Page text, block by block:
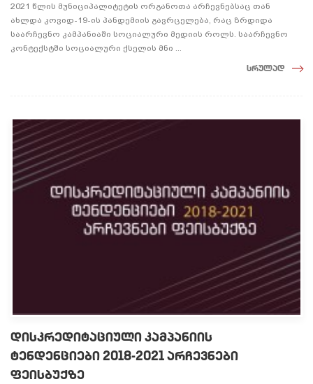
2021 წლის მუნიციპალიტეტის ორგანოთა არჩევნებსაც თან
ახლდა კოვიდ-19-ის პანდემიის გავრცელება, რაც ზრდიდა
საარჩევნო კამპანიაში სოციალური მედიის როლს. საარჩევნო
კონტექსტში სოციალური ქსელის მნი ...
სრულად
დისკრედიტაციული კამპანიის
ტენდენციები 2018-2021 არჩევნები
ფეისბუქზე